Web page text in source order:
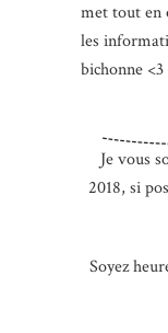
met tout en
les
bichonne <3
Je vous
2018, si
Soyez